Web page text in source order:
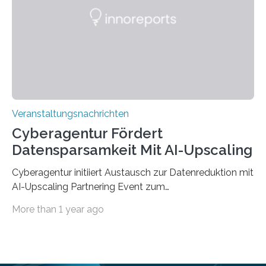
„QUAZAR“ mit insgesamt 1,15 Millionen Euro über vier
Veranstaltungsnachrichten
Cyberagentur Fördert
Datensparsamkeit Mit AI-Upscaling
Cyberagentur initiiert Austausch zur Datenreduktion mit
AI-Upscaling Partnering Event zum
innovative DatenverarbeitungDie Agentur für
More than 1 year ago